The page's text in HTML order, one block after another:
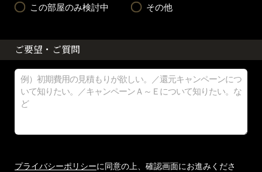
この部屋のみ検討中 その他
ご要望・ご質問
プライバシーポリシーに同意の上、確認画面にお進みくださ